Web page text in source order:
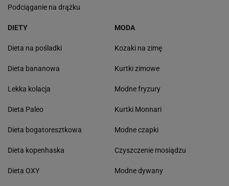
Podciąganie na drążku
DIETY
Dieta na pośladki
Dieta bananowa
Lekka kolacja
Dieta Paleo
Dieta bogatoresztkowa
Dieta kopenhaska
Dieta OXY
MODA
Kozaki na zimę
Kurtki zimowe
Modne fryzury
Kurtki Monnari
Modne czapki
Czyszczenie mosiądzu
Modne dywany